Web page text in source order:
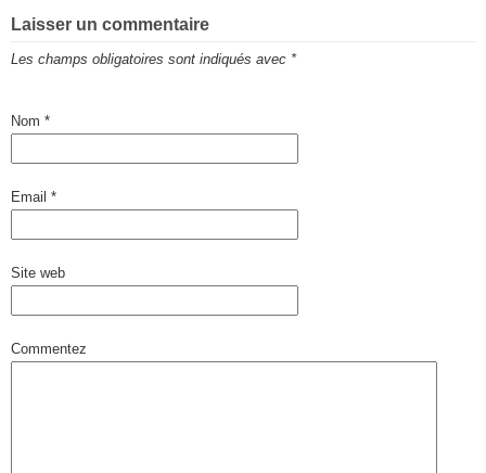
Laisser un commentaire
Les champs obligatoires sont indiqués avec *
Nom *
Email *
Site web
Commentez